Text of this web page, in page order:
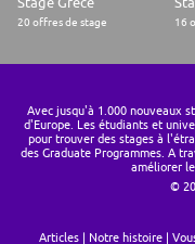
20 offres de stage 16
Avec jusqu'à 1.000 nouveaux
d'Europe. Les étudiants et
pour trouver des stages à
des Graduate Programmes. A
améliorer
©
Articles Notre histoire